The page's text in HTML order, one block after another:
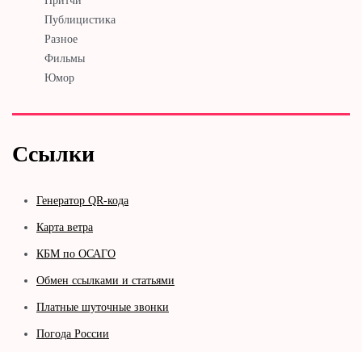
Публицистика
Разное
Фильмы
Юмор
Ссылки
Генератор QR-кода
Карта ветра
КБМ по ОСАГО
Обмен ссылками и статьями
Платные шуточные звонки
Погода России